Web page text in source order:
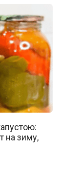
на зиму,